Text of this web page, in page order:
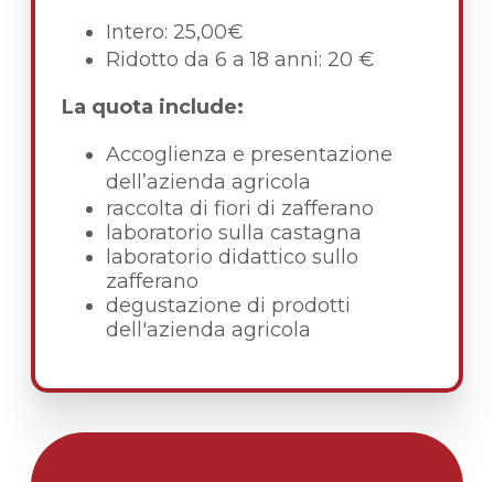
Intero: 25,00€
Ridotto da 6 a 18 anni: 20 €
La quota include:
Accoglienza e presentazione
dell’azienda agricola
raccolta di fiori di zafferano
laboratorio sulla castagna
laboratorio didattico sullo
zafferano
degustazione di prodotti
dell'azienda agricola